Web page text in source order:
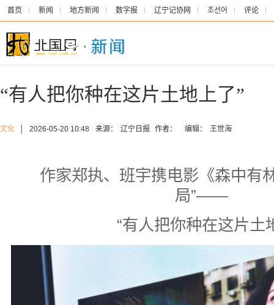
首页 新闻 地方新闻 数字报 辽宁记协网 조선어 评论
“有人把你种在这片土地上了”
文化 2026-05-20 10:48 来源： 辽宁日报 作者： 编辑： 王世海
作家郑执、班宇携电影《森中有
局”——
“有人把你种在这片土